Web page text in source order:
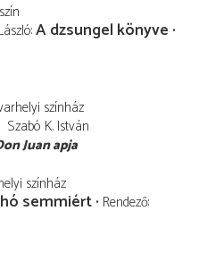
A dzsungel könyve
színház
Szabó K. István
Juan apja
színház
semmiért Rendező